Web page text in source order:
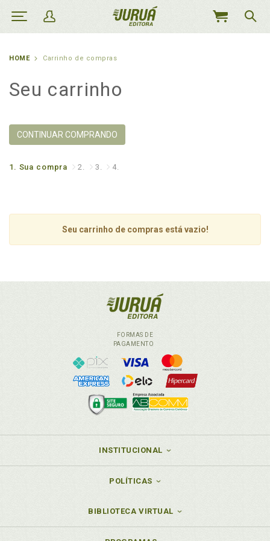
MEU
HOME Carrinho de compras
Seu carrinho
CONTINUAR COMPRANDO
1. Sua compra 2. 3. 4.
Seu carrinho de compras está vazio!
FORMAS DE
PAGAMENTO
INSTITUCIONAL
POLÍTICAS
BIBLIOTECA VIRTUAL